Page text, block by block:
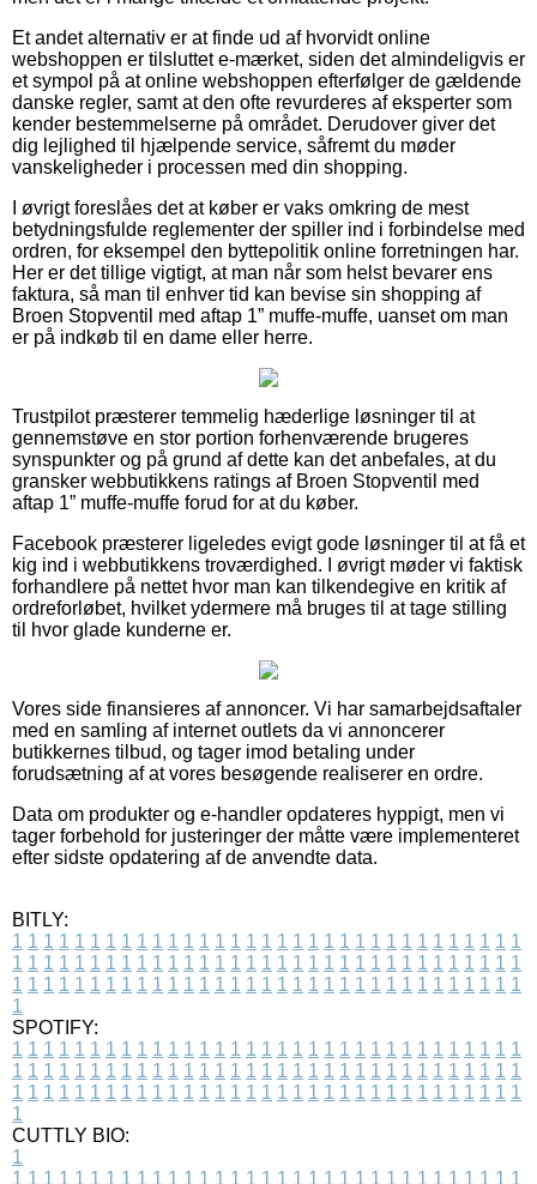
Et andet alternativ er at finde ud af hvorvidt online
webshoppen er tilsluttet e-mærket, siden det almindeligvis er
et sympol på at online webshoppen efterfølger de gældende
danske regler, samt at den ofte revurderes af eksperter som
kender bestemmelserne på området. Derudover giver det
dig lejlighed til hjælpende service, såfremt du møder
vanskeligheder i processen med din shopping.
I øvrigt foreslåes det at køber er vaks omkring de mest
betydningsfulde reglementer der spiller ind i forbindelse med
ordren, for eksempel den byttepolitik online forretningen har.
Her er det tillige vigtigt, at man når som helst bevarer ens
faktura, så man til enhver tid kan bevise sin shopping af
Broen Stopventil med aftap 1” muffe-muffe, uanset om man
er på indkøb til en dame eller herre.
Trustpilot præsterer temmelig hæderlige løsninger til at
gennemstøve en stor portion forhenværende brugeres
synspunkter og på grund af dette kan det anbefales, at du
gransker webbutikkens ratings af Broen Stopventil med
aftap 1” muffe-muffe forud for at du køber.
Facebook præsterer ligeledes evigt gode løsninger til at få et
kig ind i webbutikkens troværdighed. I øvrigt møder vi faktisk
forhandlere på nettet hvor man kan tilkendegive en kritik af
ordreforløbet, hvilket ydermere må bruges til at tage stilling
til hvor glade kunderne er.
Vores side finansieres af annoncer. Vi har samarbejdsaftaler
med en samling af internet outlets da vi annoncerer
butikkernes tilbud, og tager imod betaling under
forudsætning af at vores besøgende realiserer en ordre.
Data om produkter og e-handler opdateres hyppigt, men vi
tager forbehold for justeringer der måtte være implementeret
efter sidste opdatering af de anvendte data.
BITLY:
1 1 1 1 1 1 1 1 1 1 1 1 1 1 1 1 1 1 1 1 1 1 1 1 1 1 1 1 1 1 1 1 1
1 1 1 1 1 1 1 1 1 1 1 1 1 1 1 1 1 1 1 1 1 1 1 1 1 1 1 1 1 1 1 1 1
1 1 1 1 1 1 1 1 1 1 1 1 1 1 1 1 1 1 1 1 1 1 1 1 1 1 1 1 1 1 1 1 1
1
SPOTIFY:
1 1 1 1 1 1 1 1 1 1 1 1 1 1 1 1 1 1 1 1 1 1 1 1 1 1 1 1 1 1 1 1 1
1 1 1 1 1 1 1 1 1 1 1 1 1 1 1 1 1 1 1 1 1 1 1 1 1 1 1 1 1 1 1 1 1
1 1 1 1 1 1 1 1 1 1 1 1 1 1 1 1 1 1 1 1 1 1 1 1 1 1 1 1 1 1 1 1 1
1
CUTTLY BIO:
1
1 1 1 1 1 1 1 1 1 1 1 1 1 1 1 1 1 1 1 1 1 1 1 1 1 1 1 1 1 1 1 1 1